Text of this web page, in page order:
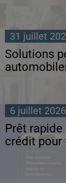
31 juillet
Solutions
6 juillet 2026
Prêt
crédit pour